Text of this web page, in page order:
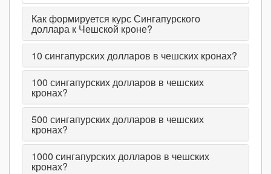
Как формируется курс Сингапурского
доллара к Чешской кроне?
10 сингапурских долларов в чешских кронах?
100 сингапурских долларов в чешских
кронах?
500 сингапурских долларов в чешских
кронах?
1000 сингапурских долларов в чешских
кронах?